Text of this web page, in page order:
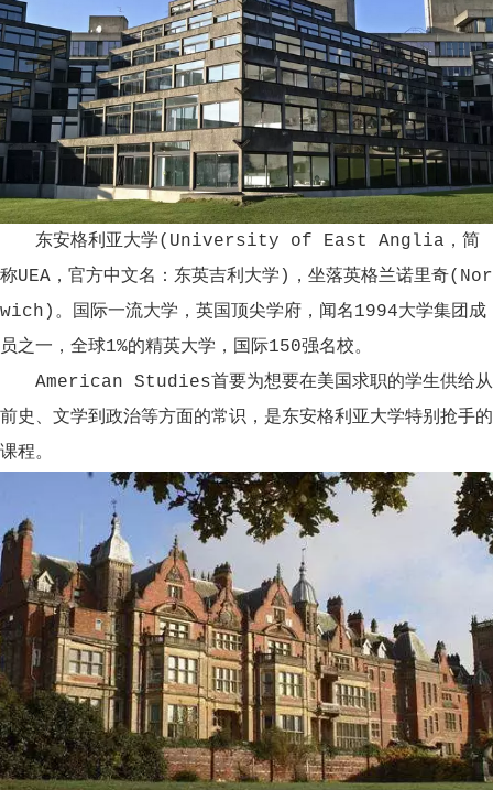
东安格利亚大学(University of East Anglia，简
称UEA，官方中文名：东英吉利大学)，坐落英格兰诺里奇(Nor
wich)。国际一流大学，英国顶尖学府，闻名1994大学集团成
员之一，全球1%的精英大学，国际150强名校。
American Studies首要为想要在美国求职的学生供给从
前史、文学到政治等方面的常识，是东安格利亚大学特别抢手的
课程。